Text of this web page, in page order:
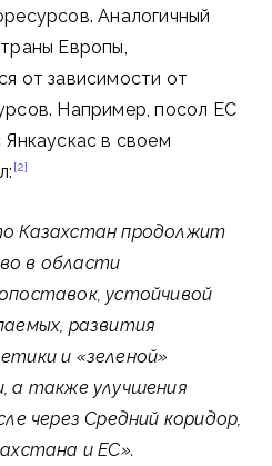
Аналогичный
Европы,
от зависимости от
Например, посол ЕС
в своем
[2]
Казахстан продолжит
в области
устойчивой
развития
и «зеленой»
а также улучшения
через Средний коридор,
и ЕС».